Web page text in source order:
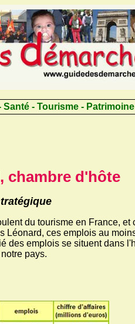
Santé - Tourisme -
chambre d'hôte
du tourisme en France, et
Léonard, ces emplois au
des emplois se situent dans
pays.